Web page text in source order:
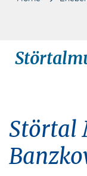
Störtal